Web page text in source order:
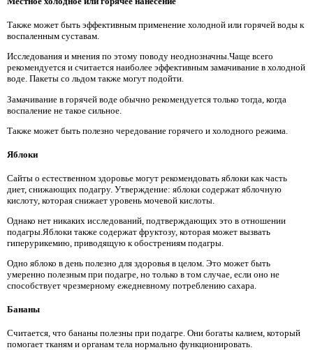
Также может быть эффективным применение холодной или горячей воды к
воспаленным суставам.
Исследования и мнения по этому поводу неоднозначны.Чаще всего
рекомендуется и считается наиболее эффективным замачивание в холодной
воде. Пакеты со льдом также могут подойти.
Замачивание в горячей воде обычно рекомендуется только тогда, когда
воспаление не такое сильное.
Также может быть полезно чередование горячего и холодного режима.
Яблоки
Сайты о естественном здоровье могут рекомендовать яблоки как часть
диет, снижающих подагру. Утверждение: яблоки содержат яблочную
кислоту, которая снижает уровень мочевой кислоты.
Однако нет никаких исследований, подтверждающих это в отношении
подагры.Яблоки также содержат фруктозу, которая может вызвать
гиперурикемию, приводящую к обострениям подагры.
Одно яблоко в день полезно для здоровья в целом. Это может быть
умеренно полезным при подагре, но только в том случае, если оно не
способствует чрезмерному ежедневному потреблению сахара.
Бананы
Считается, что бананы полезны при подагре. Они богаты калием, который
помогает тканям и органам тела нормально функционировать.